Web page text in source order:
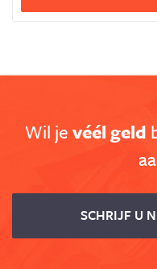
Wil jevéél geld
SCHRIJF U